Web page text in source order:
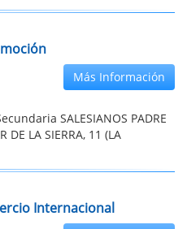
Más Información
SALESIANOS PADRE
DE LA SIERRA, 11 (LA
Internacional